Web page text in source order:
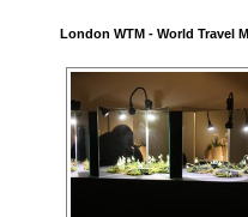
London WTM - World Travel